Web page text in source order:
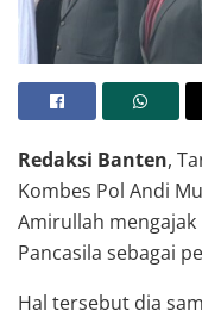
Redaksi Banten,
Kombes Pol Andi
Amirullah
Pancasila sebagai
Hal tersebut dia